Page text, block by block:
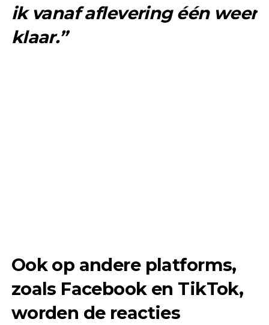
ik vanaf aflevering één weer
klaar.”
Ook op andere platforms,
zoals Facebook en TikTok,
worden de reacties